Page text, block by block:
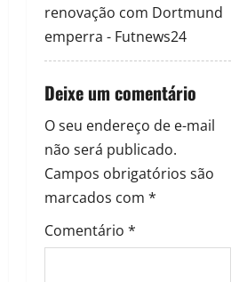
renovação com Dortmund
emperra - Futnews24
Deixe um comentário
O seu endereço de e-mail
não será publicado.
Campos obrigatórios são
marcados com *
Comentário *